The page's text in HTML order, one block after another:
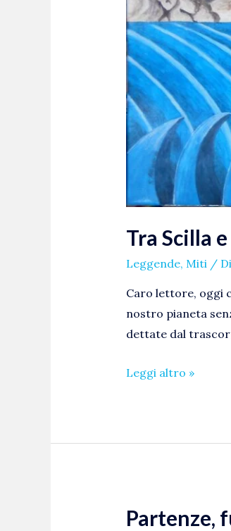
Tra Scilla
Leggende, Miti/ Di
Caro lettore, oggi
nostro pianeta
dettate dal
Scilla
e
Cariddi
Leggi altro »
Partenze,